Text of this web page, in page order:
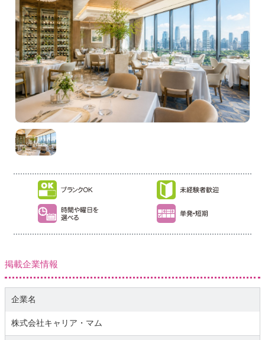
掲載企業情報
企業名
株式会社キャリア・マム